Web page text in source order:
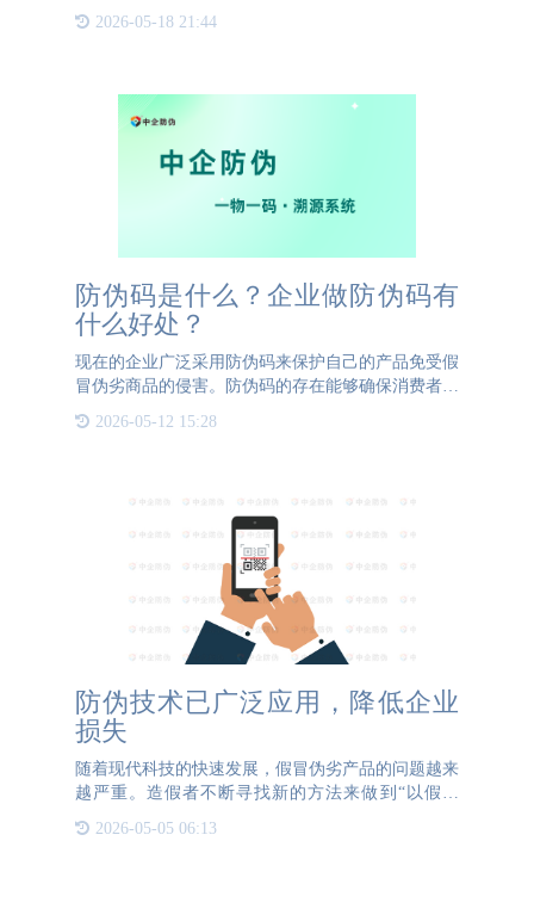
墨不仅具有普通油墨的基本特性，还拥有独特的物理
或化学属性，使其在防伪领域大放异彩。1. 紫外光
2026-05-18 21:44
防伪码是什么？企业做防伪码有
什么好处？
现在的企业广泛采用防伪码来保护自己的产品免受假
冒伪劣商品的侵害。防伪码的存在能够确保消费者购
些未经授权的仿制品。这种技术的应用，对于维护品
2026-05-12 15:28
防伪技术已广泛应用，降低企业
损失
随着现代科技的快速发展，假冒伪劣产品的问题越来
越严重。造假者不断寻找新的方法来做到“以假乱
防伪技术中，二维码和条形码等码制技术是被广泛应
2026-05-05 06:13